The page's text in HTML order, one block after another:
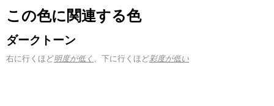
この色に関連する色
ダークトーン
右に行くほど明度が低く 、下に行くほど彩度が低い